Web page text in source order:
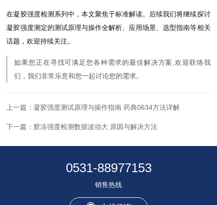
在凝胶强度检测系列中，本文聚焦于标准解读。后续我们将继续探讨
凝胶强度测定的测试原理与操作全解析、应用场景、选型指南等相关
话题，欢迎持续关注。
如果您正在寻找可满足您各种需求的最佳解决方案,欢迎联络我
们，我们非常乐意和您一起讨论您的需求。
上一篇：凝胶强度测试原理与操作指南 药典0634方法详解
下一篇： 胶冻强度检测数据波动大 原因与解决方法
0531-88977153
销售热线